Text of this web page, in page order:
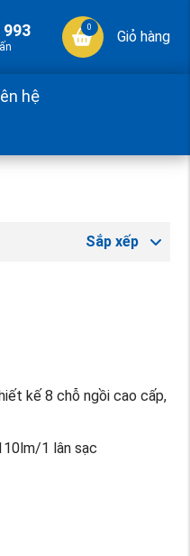
993 0
Giỏ hàng
hệ
Sắp xếp
kế 8 chỗ ngồi cao cấp,
1 lân sạc